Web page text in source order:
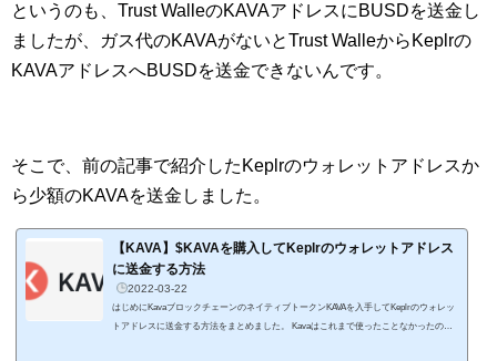
というのも、Trust WalleのKAVAアドレスにBUSDを送金し
ましたが、ガス代のKAVAがないとTrust WalleからKeplrの
KAVAアドレスへBUSDを送金できないんです。
そこで、前の記事で紹介したKeplrのウォレットアドレスか
ら少額のKAVAを送金しました。
【KAVA】$KAVAを購入してKeplrのウォレットアドレス
に送金する方法
2022-03-22
はじめにKavaブロックチェーンのネイティブトークンKAVAを入手してKeplrのウォレッ
トアドレスに送金する方法をまとめました。 Kavaはこれまで使ったことなかったので